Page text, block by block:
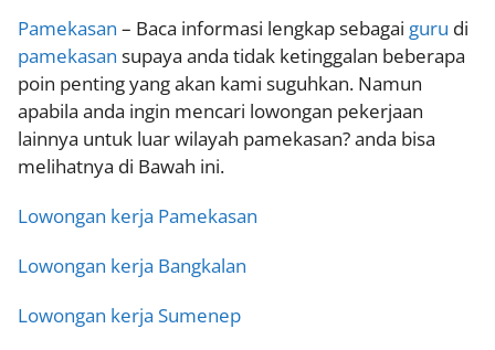
Pamekasan – Baca informasi lengkap sebagai guru di
pamekasan supaya anda tidak ketinggalan beberapa
poin penting yang akan kami suguhkan. Namun
apabila anda ingin mencari lowongan pekerjaan
lainnya untuk luar wilayah pamekasan? anda bisa
melihatnya di Bawah ini.
Lowongan kerja Pamekasan
Lowongan kerja Bangkalan
Lowongan kerja Sumenep